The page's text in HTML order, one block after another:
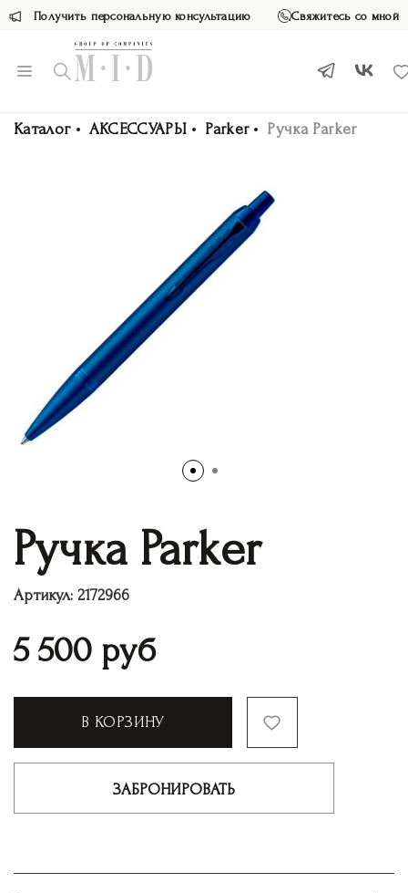
Получить персональную консультацию Свяжитесь со мной
Каталог АКСЕССУАРЫ Parker Ручка Parker
Ручка Parker
Артикул: 2172966
5 500 руб
В КОРЗИНУ
ЗАБРОНИРОВАТЬ